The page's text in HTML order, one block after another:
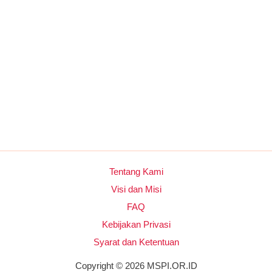
Tentang Kami
Visi dan Misi
FAQ
Kebijakan Privasi
Syarat dan Ketentuan
Copyright © 2026 MSPI.OR.ID